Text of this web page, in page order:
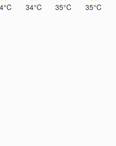
34°C 35°C 35°C